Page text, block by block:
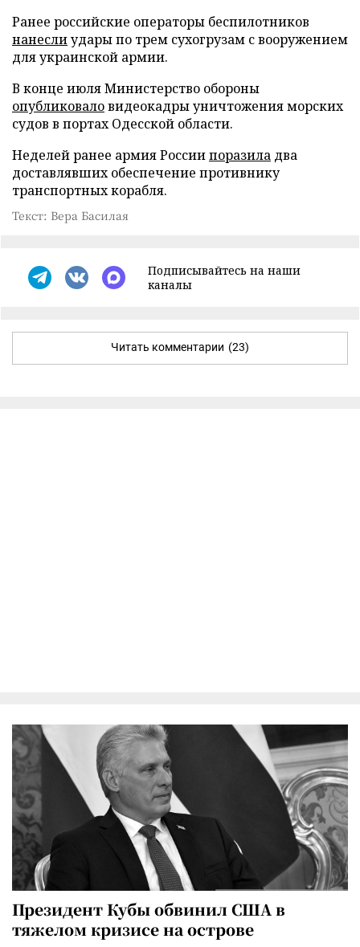
Ранее российские операторы беспилотников
нанеслиудары по трем сухогрузам с вооружением
для украинской армии.
В конце июля Министерство обороны
опубликоваловидеокадры уничтожения морских
судов в портах Одесской области.
Неделей ранее армия Россиипоразила два
доставлявших обеспечение противнику
транспортных корабля.
Текст: Вера Басилая
Подписывайтесь на наши
каналы
Читать комментарии (23)
Президент Кубы обвинил США в
тяжелом кризисе на острове